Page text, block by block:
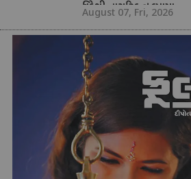
વિદેશી નાગરિક ઝડપાયા
August 07, Fri, 2026